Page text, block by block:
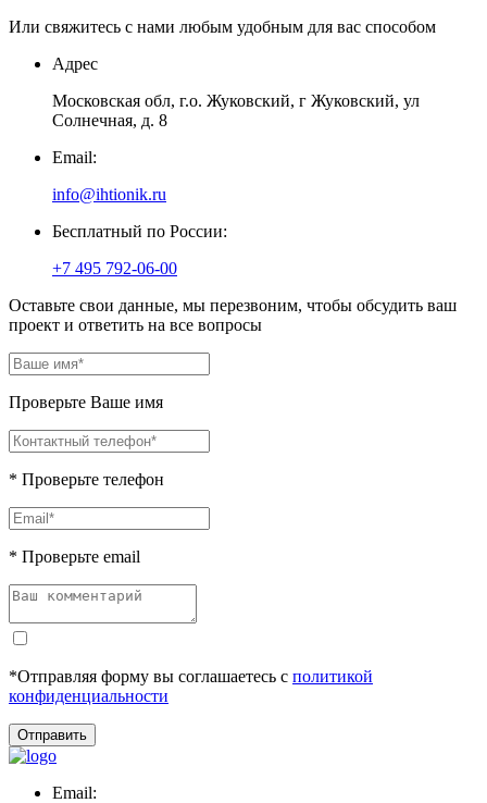
Или свяжитесь с нами любым удобным для вас способом
Адрес
Московская обл, г.о. Жуковский, г Жуковский, ул
Солнечная, д. 8
Email:
info@ihtionik.ru
Бесплатный по России:
+7 495 792-06-00
Оставьте свои данные, мы перезвоним, чтобы обсудить ваш
проект и ответить на все вопросы
Проверьте Ваше имя
* Проверьте телефон
* Проверьте email
*Отправляя форму вы соглашаетесь с политикой
конфиденциальности
Отправить
Email: